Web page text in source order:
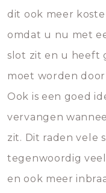
dit ook meer
omdat u nu met
slot zit en u heeft
moet worden
Ook is een goed
vervangen
zit. Dit raden vele
tegenwoordig
en ook meer